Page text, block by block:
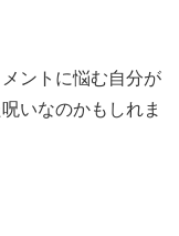
ントに悩む自分が
いなのかもしれま